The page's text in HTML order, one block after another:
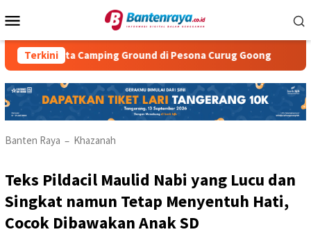
ke
Mobile
Terkini
Camping Ground di Pesona Curug Goong Natasha
Banten Raya – Khazanah
Teks Pildacil Maulid Nabi yang Lucu dan
Singkat namun Tetap Menyentuh Hati,
Cocok Dibawakan Anak SD